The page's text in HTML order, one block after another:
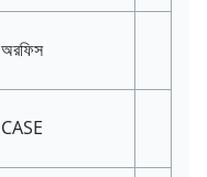
অরফিস
CASE